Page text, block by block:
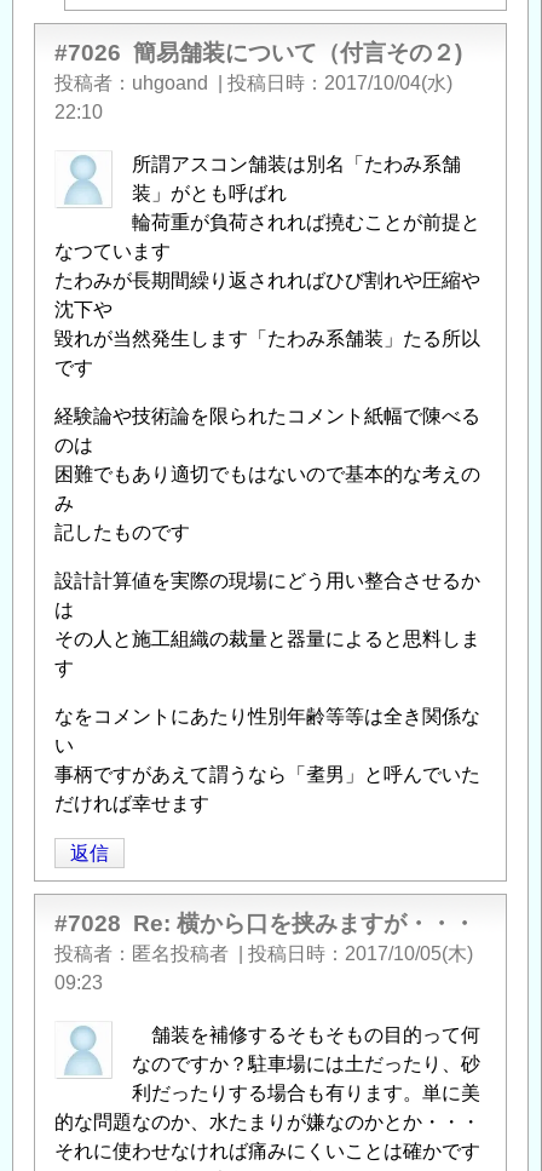
#7026 簡易舗装について（付言その２)
投稿者 uhgoand 投稿日時
2017/10/04(水)
22:10
所謂アスコン舗装は別名「たわみ系舗
装」がとも呼ばれ
輪荷重が負荷されれば撓むことが前提と
なつています
たわみが長期間繰り返されればひび割れや圧縮や
沈下や
毀れが当然発生します「たわみ系舗装」たる所以
です
経験論や技術論を限られたコメント紙幅で陳べる
のは
困難でもあり適切でもはないので基本的な考えの
み
記したものです
設計計算値を実際の現場にどう用い整合させるか
は
その人と施工組織の裁量と器量によると思料しま
す
なをコメントにあたり性別年齢等等は全き関係な
い
事柄ですがあえて謂うなら「耊男」と呼んでいた
だければ幸せます
返信
#7028 Re: 横から口を挟みますが・・・
投稿者 匿名投稿者 投稿日時
2017/10/05(木)
09:23
舗装を補修するそもそもの目的って何
なのですか？駐車場には土だったり、砂
利だったりする場合も有ります。単に美
的な問題なのか、水たまりが嫌なのかとか・・・
それに使わせなければ痛みにくいことは確かです